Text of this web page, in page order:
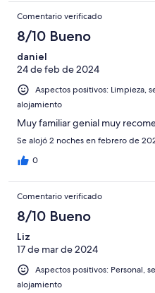
Comentario verificado
8/10 Bueno
daniel
24 de feb de 2024
Aspectos positivos: Limpieza,
alojamiento
Muy familiar genial muy
Se alojó 2 noches en febrero de
0
Comentario verificado
8/10 Bueno
Liz
17 de mar de 2024
Aspectos positivos: Personal,
alojamiento